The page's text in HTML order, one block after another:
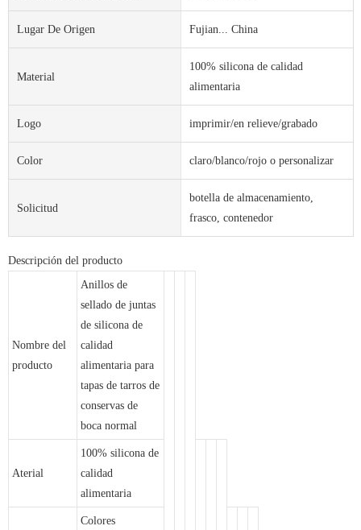
Lugar De Origen Fujian... China
Material
100% silicona de calidad
alimentaria
Logo imprimir/en relieve/grabado
Color claro/blanco/rojo o personalizar
Solicitud
botella de almacenamiento,
frasco, contenedor
Descripción del producto
Nombre del
producto
Anillos de
sellado de juntas
de silicona de
calidad
alimentaria para
tapas de tarros de
conservas de
boca normal
Aterial
100% silicona de
calidad
alimentaria
Colores